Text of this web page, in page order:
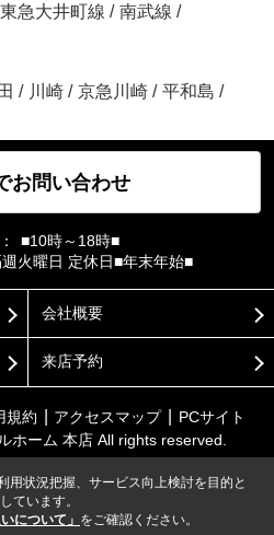
東急大井町線 / 南武線 /
/ 川崎 / 京急川崎 / 平和島 /
お問い合わせ
■10時～18時■
火曜日 定休日■年末年始■
会社概要
来店予約
規約 アクセスマップ
PCサイト
ホーム 本店 All rights reserved.
用状況把握、サービス向上検討を目的と
ています。
について」 をご確認ください。